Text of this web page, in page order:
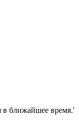
в ближайшее время.'